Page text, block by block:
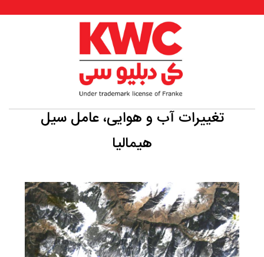
تغییرات آب و هوایی، عامل سیل
هیمالیا